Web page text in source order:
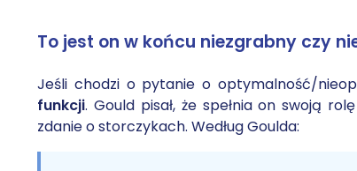
To jest on w końcu niezgrabny czy
Jeśli chodzi o pytanie o optymalność/
funkcji. Gould pisał, że spełnia on swoją
zdanie o storczykach. Według Goulda: